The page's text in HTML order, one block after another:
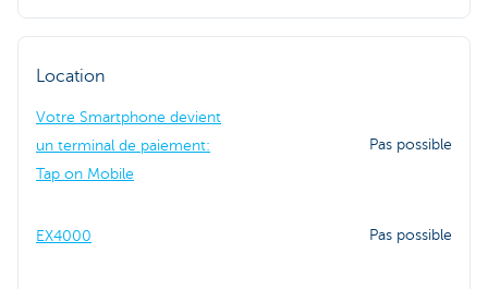
Location
Votre Smartphone devient
un terminal de paiement:
Tap on Mobile
Pas possible
EX4000 Pas possible